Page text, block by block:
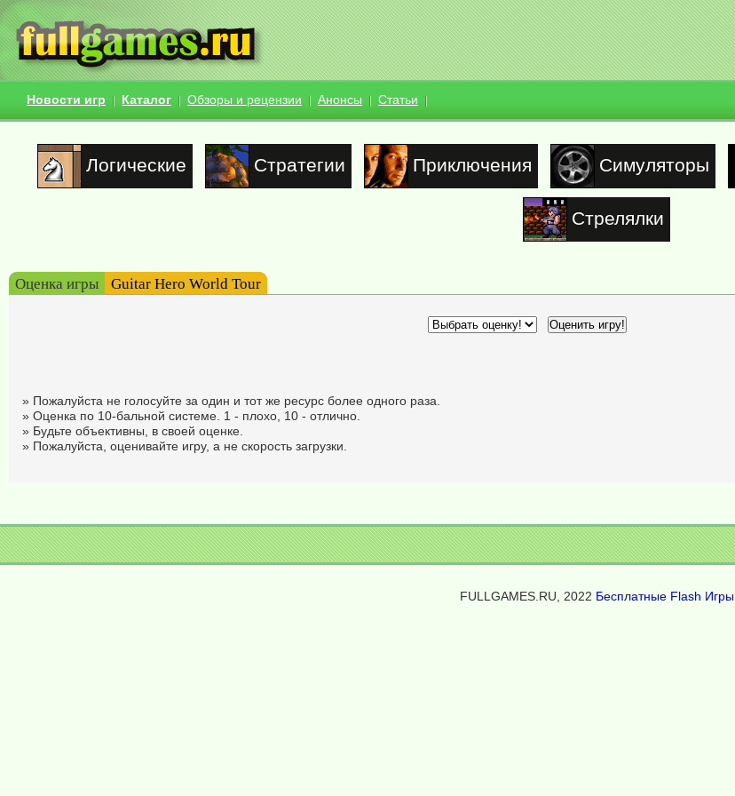
Новости игр Каталог Обзоры и рецензии Анонсы Статьи
Логические Стратегии Приключения Симуляторы
Стрелялки
Оценка игры Guitar Hero World Tour
» Пожалуйста не голосуйте за один и тот же ресурс более одного раза.
» Оценка по 10-бальной системе. 1 - плохо, 10 - отлично.
» Будьте объективны, в своей оценке.
» Пожалуйста, оценивайте игру, а не скорость загрузки.
FULLGAMES.RU, 2022 Бесплатные Flash Игры